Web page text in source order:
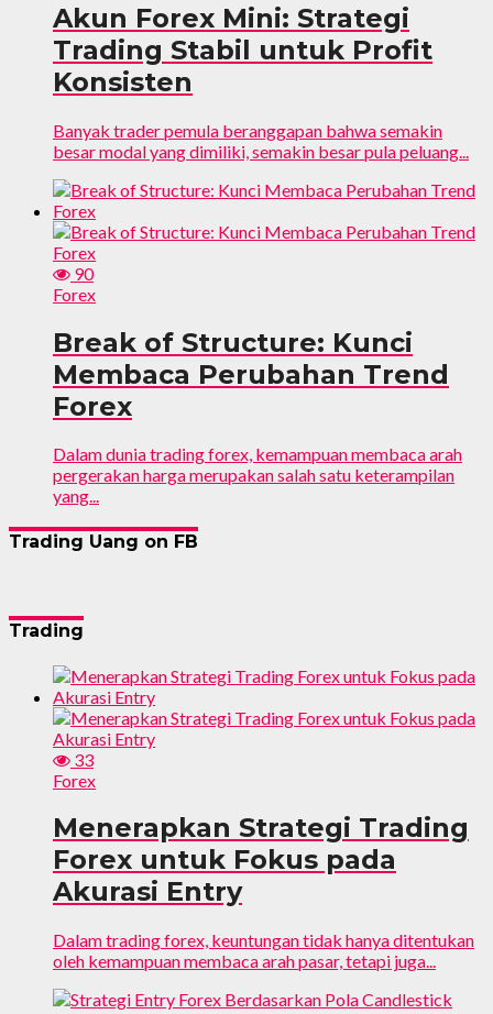
Akun Forex Mini: Strategi
Trading Stabil untuk Profit
Konsisten
Banyak trader pemula beranggapan bahwa semakin
besar modal yang dimiliki, semakin besar pula peluang...
90
Forex
Break of Structure: Kunci
Membaca Perubahan Trend
Forex
Dalam dunia trading forex, kemampuan membaca arah
pergerakan harga merupakan salah satu keterampilan
yang...
Trading Uang on FB
Trading
33
Forex
Menerapkan Strategi Trading
Forex untuk Fokus pada
Akurasi Entry
Dalam trading forex, keuntungan tidak hanya ditentukan
oleh kemampuan membaca arah pasar, tetapi juga...